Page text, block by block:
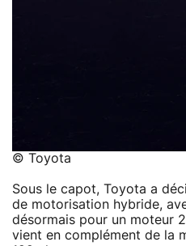
© Toyota
Sous le capot, Toyota a
de motorisation hybride,
désormais pour un moteur
vient en complément de la